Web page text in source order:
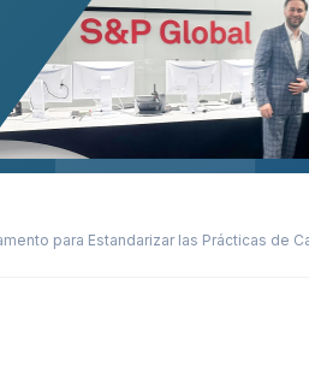
para Estandarizar las Prácticas de